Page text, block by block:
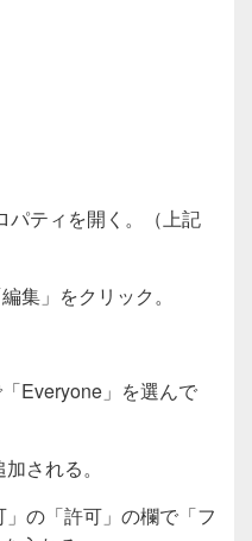
パティを開く。（上記
集」をクリック。
Everyone」を選んで
される。
の「許可」の欄で「フ